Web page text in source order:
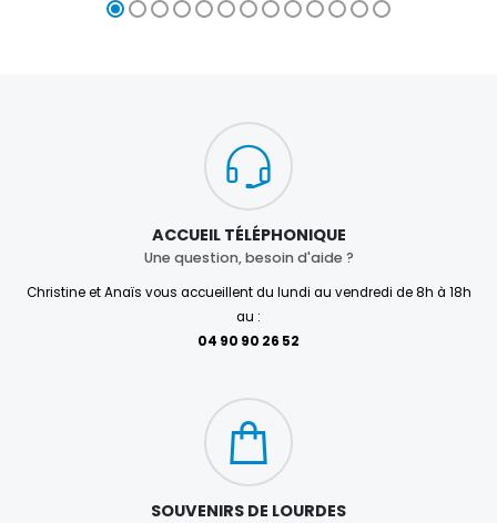
ACCUEIL TÉLÉPHONIQUE
Une question, besoin d'aide ?
Christine et Anaïs vous accueillent du lundi au vendredi de 8h à 18h
au :
04 90 90 26 52
SOUVENIRS DE LOURDES